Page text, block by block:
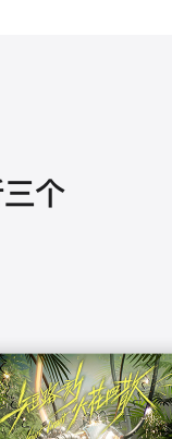
个